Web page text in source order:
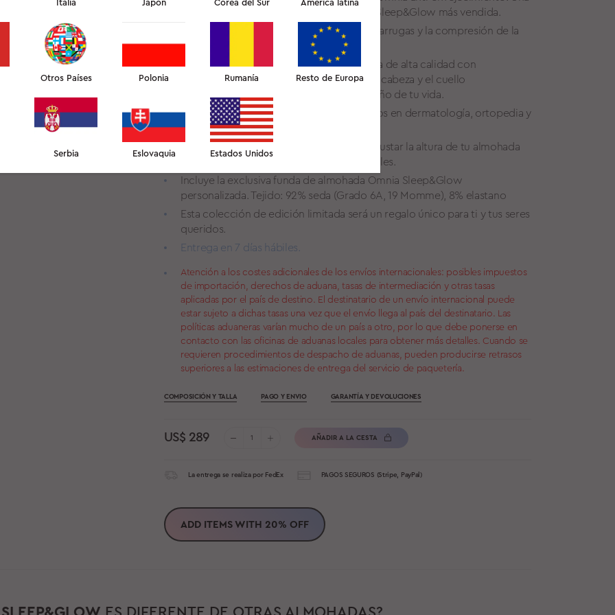
versión mejorada de la clásica almohada Sleep&Glow más vendida.
El diseño ergonómico en 3D minimiza las arrugas y la compresión de la
piel cuando duermes.
El material «Extra Comfort» es una espuma de alta calidad con
propiedades de adaptación, que sujeta la cabeza y el cuello
proporcionándote la mejor noche de sueño de tu vida.
Desarrollada en colaboración con expertos en dermatología, ortopedia y
sueño.
La capa de espuma adicional te ayuda a ajustar la altura de tu almohada
para adaptarse a tus preferencias personales.
Incluye la exclusiva funda de almohada Omnia Sleep&Glow
personalizada. Tejido: 92% seda (Grado 6A, 19 Momme), 8% elastano
Esta colección de edición limitada será un regalo único para ti y tus seres
queridos.
Entrega en 7 días hábiles.
Atención a los costes adicionales de los envíos internacionales: posibles impuestos
de importación, derechos de aduana, tasas de intermediación y otras tasas
aplicadas por el país de destino. El destinatario de un envío internacional puede
estar sujeto a dichas tasas una vez que el envío llega al país del destinatario. Las
políticas aduaneras varían mucho de un país a otro, por lo que debe ponerse en
contacto con las oficinas de aduanas locales para obtener más detalles. Cuando se
requieren procedimientos de despacho de aduanas, pueden producirse retrasos
superiores a las estimaciones de entrega del servicio de paquetería.
COMPOSICIÓN Y TALLA PAGO Y ENVIO GARANTÍA Y DEVOLUCIONES
US$ 289 AÑADIR A LA CESTA
La entrega se realiza por FedEx PAGOS SEGUROS (Stripe, PayPal)
ADD ITEMS WITH 20% OFF
Italia Japón Corea del Sur America latina
Otros Países Polonia Rumanía Resto de Europa
Serbia Eslovaquia Estados Unidos